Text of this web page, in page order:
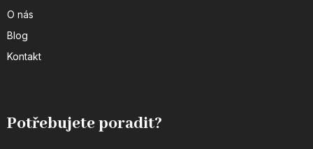
O nás
Blog
Kontakt
Potřebujete poradit?